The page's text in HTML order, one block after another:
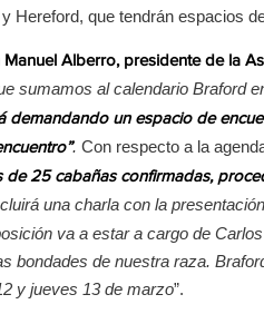
Hereford, que tendrán espacios
Manuel Alberro, presidente de la
sumamos al calendario Braford
demandando un espacio de
. Con respecto a la
25 cabañas confirmadas,
una charla con la
va a estar a cargo de
bondades de nuestra raza.
y jueves 13 de marzo”.